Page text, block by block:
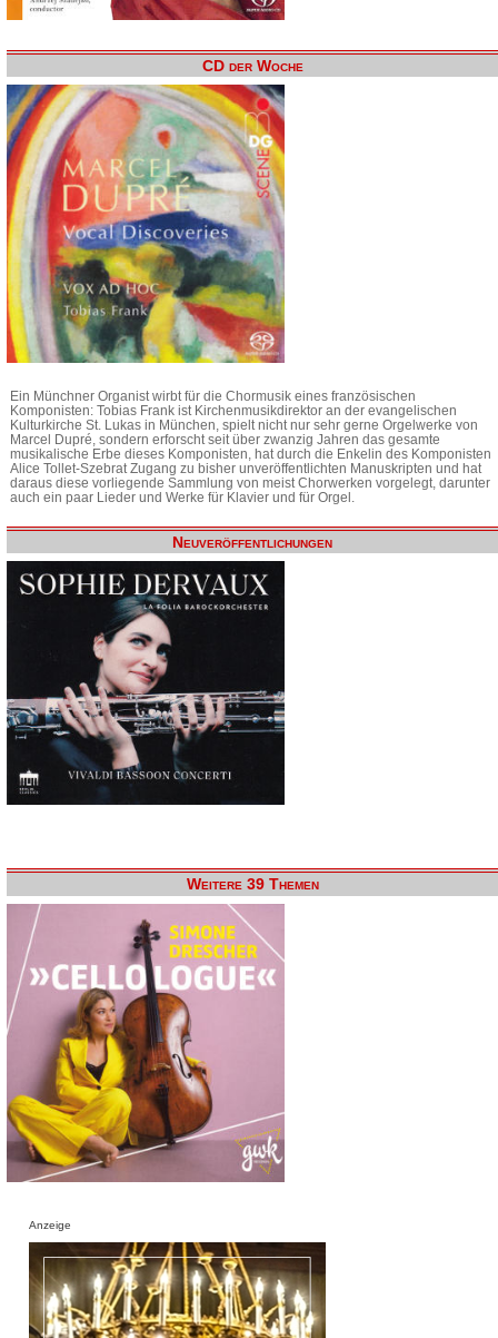
CD der Woche
Ein Münchner Organist wirbt für die Chormusik eines französischen
Komponisten: Tobias Frank ist Kirchenmusikdirektor an der evangelischen
Kulturkirche St. Lukas in München, spielt nicht nur sehr gerne Orgelwerke von
Marcel Dupré, sondern erforscht seit über zwanzig Jahren das gesamte
musikalische Erbe dieses Komponisten, hat durch die Enkelin des Komponisten
Alice Tollet-Szebrat Zugang zu bisher unveröffentlichten Manuskripten und hat
daraus diese vorliegende Sammlung von meist Chorwerken vorgelegt, darunter
auch ein paar Lieder und Werke für Klavier und für Orgel.
Neuveröffentlichungen
Weitere 39 Themen
Anzeige